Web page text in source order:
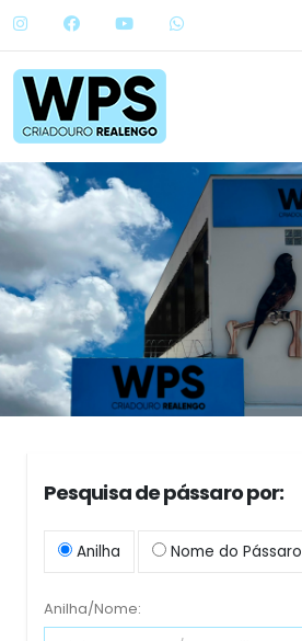
Pesquisa de pássaro por:
Anilha Nome do Pássaro
Anilha/Nome: